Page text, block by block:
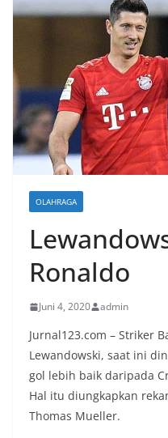
OLAHRAGA
Ronaldo
Juni 4, 2020 admin
Jurnal123.com – Striker
Lewandowski, saat ini
gol lebih baik daripada
Hal itu diungkapkan
Thomas Mueller.